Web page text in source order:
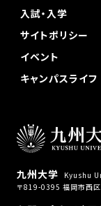
九州大学
Kyushu
〒819-0395 福岡市西
入試・入学
サイトポリシー
イベント
キャンパスライフ